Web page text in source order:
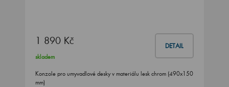
1 890 Kč DETAIL
skladem
Konzole pro umyvadlové desky v materiálu lesk chrom (490x150
mm)